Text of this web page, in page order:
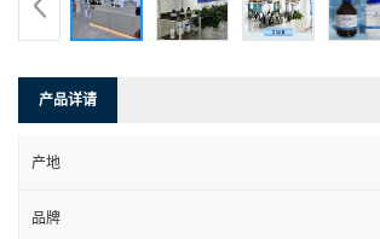
产品详请
产地
品牌